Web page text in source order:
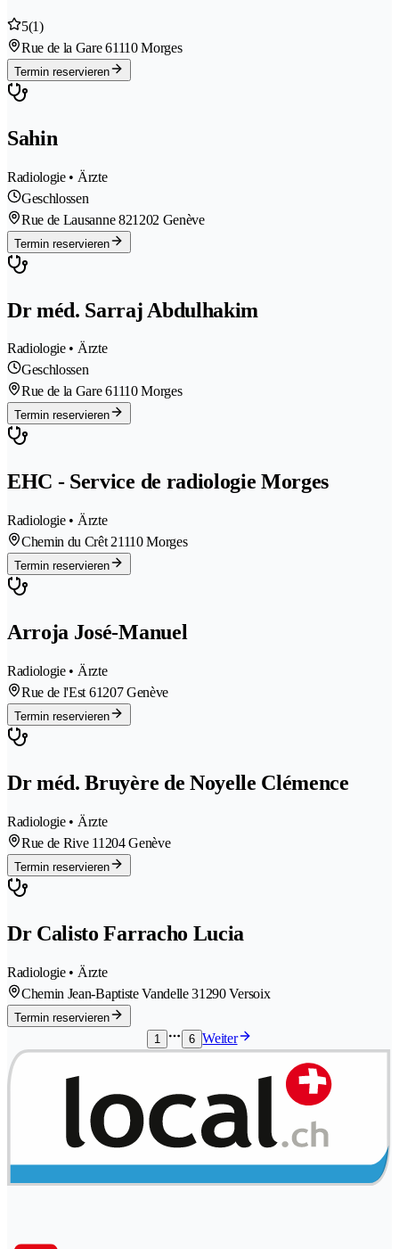
5(1)
Rue de la Gare 61110 Morges
Termin reservieren
Sahin
Radiologie • Ärzte
Geschlossen
Rue de Lausanne 821202 Genève
Termin reservieren
Dr méd. Sarraj Abdulhakim
Radiologie • Ärzte
Geschlossen
Rue de la Gare 61110 Morges
Termin reservieren
EHC - Service de radiologie Morges
Radiologie • Ärzte
Chemin du Crêt 21110 Morges
Termin reservieren
Arroja José-Manuel
Radiologie • Ärzte
Rue de l'Est 61207 Genève
Termin reservieren
Dr méd. Bruyère de Noyelle Clémence
Radiologie • Ärzte
Rue de Rive 11204 Genève
Termin reservieren
Dr Calisto Farracho Lucia
Radiologie • Ärzte
Chemin Jean-Baptiste Vandelle 31290 Versoix
Termin reservieren
1
6 Weiter